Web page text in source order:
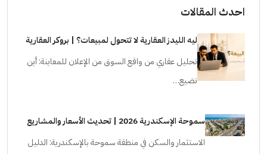
احدث المقالات
ليه الليدز العقارية لا تتحول لمبيعات؟ | بروكر العقارية
تحليل عقاري من واقع السوق من الإعلان للمعاينة: أين
تضيع…
سموحة الإسكندرية 2026 | تحديث الأسعار والمشاريع
الاستثمار والسكن في منطقة سموحة بالإسكندرية: الدليل